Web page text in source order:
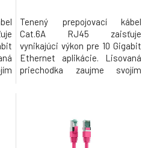
v
Tenený prepojovací kábel
Cat.6A RJ45 zaisťuje
vynikajúci výkon pre 10 Gigabit
Ethernet aplikácie. Lisovaná
priechodka zaujme svojím
Prierez 4 x 2 x AWG27/7 Potlač
dĺžky na topánke K dispozícii v
8 farbách VLASTNOSTI